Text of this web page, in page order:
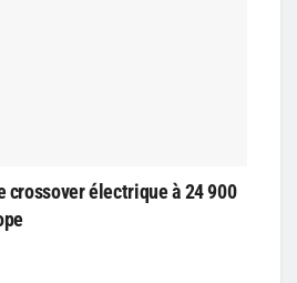
crossover électrique à 24 900